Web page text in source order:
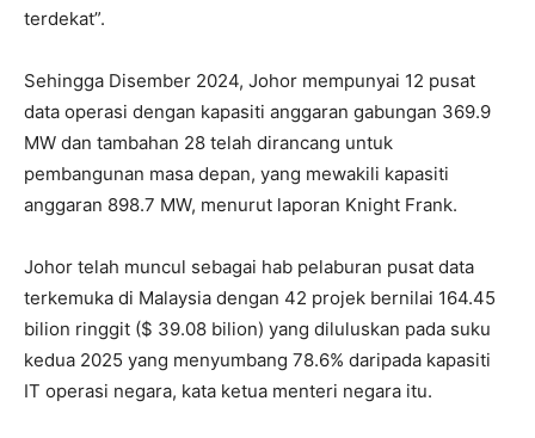
terdekat”.
Sehingga Disember 2024, Johor mempunyai 12 pusat
data operasi dengan kapasiti anggaran gabungan 369.9
MW dan tambahan 28 telah dirancang untuk
pembangunan masa depan, yang mewakili kapasiti
anggaran 898.7 MW, menurut laporan Knight Frank.
Johor telah muncul sebagai hab pelaburan pusat data
terkemuka di Malaysia dengan 42 projek bernilai 164.45
bilion ringgit ($ 39.08 bilion) yang diluluskan pada suku
kedua 2025 yang menyumbang 78.6% daripada kapasiti
IT operasi negara, kata ketua menteri negara itu.